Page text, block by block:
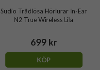
Sudio Trådlösa Hörlurar In-Ear
N2 True Wireless Lila
699 kr
KÖP